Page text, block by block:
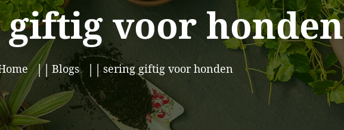
voor honden
Blogs sering giftig voor honden